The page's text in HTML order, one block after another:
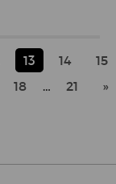
13 14
15
18 … 21 »